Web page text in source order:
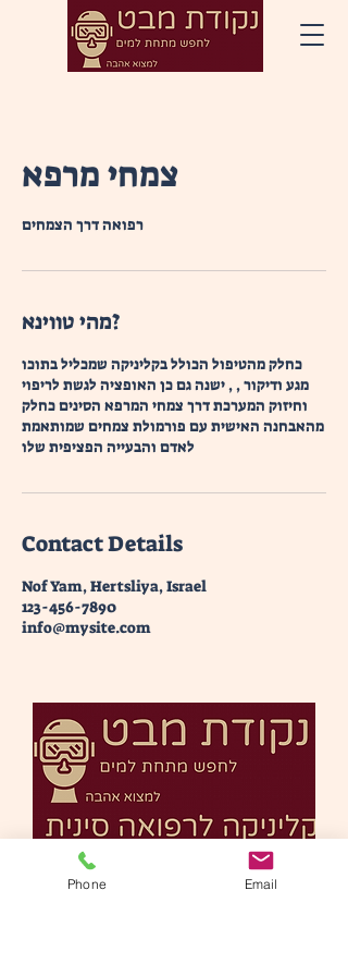
צמחי מרפא
רפואה דרך הצמחים
מהי טווינא?
כחלק מהטיפול הכולל בקליניקה שמכליל בתוכו
מגע ודיקור , , ישנה גם כן האופציה לגשת לריפוי
וחיזוק המערכת דרך צמחי המרפא הסינים כחלק
מהאבחנה האישית עם פורמולת צמחים שמותאמת
לאדם והבעייה הפציפית שלו
Contact Details
Nof Yam, Hertsliya, Israel
123-456-7890
info@mysite.com
נקודת מבט- קליניקה לרפואה
Phone Email